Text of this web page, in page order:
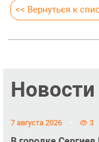
<< Вернуться к
Новости
7 августа 2026 3